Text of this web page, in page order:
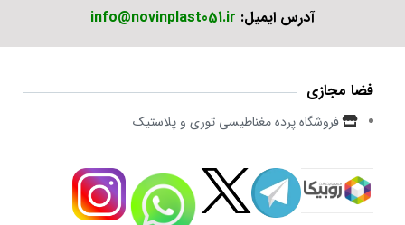
آدرس ایمیل: info@novinplast051.ir
فضا مجازی
فروشگاه پرده مغناطیسی توری و پلاستیک